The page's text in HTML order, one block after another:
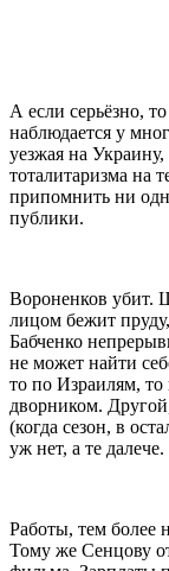
А если серьёзно,
наблюдается у
уезжая на Украину,
тоталитаризма на
припомнить ни
публики.
Вороненков убит.
лицом бежит
Бабченко
не может найти
то по Израилям,
дворником.
(когда сезон, в
уж нет, а те далече.
Работы, тем более
Тому же Сенцову